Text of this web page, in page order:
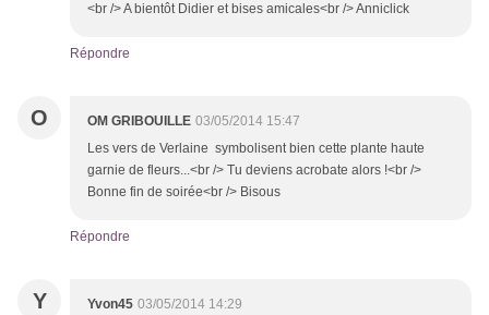
<br /> A bientôt Didier et bises amicales<br /> Anniclick
Répondre
O OM GRIBOUILLE 03/05/2014 15:47
Les vers de Verlaine symbolisent bien cette plante haute
garnie de fleurs...<br /> Tu deviens acrobate alors !<br />
Bonne fin de soirée<br /> Bisous
Répondre
Y Yvon45 03/05/2014 14:29